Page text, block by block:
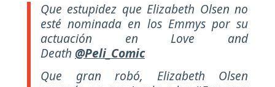
Que estupidez que Elizabeth Olsen no
esté nominada en los Emmys por su
actuación en Love and
Death @Peli_Comic
Que gran robó, Elizabeth Olsen